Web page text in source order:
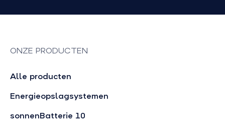
ONZE PRODUCTEN
Alle producten
Energieopslagsystemen
sonnenBatterie 10